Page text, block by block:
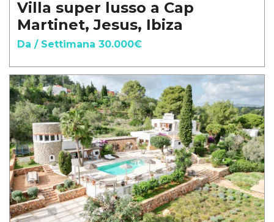
Villa super lusso a Cap
Martinet, Jesus, Ibiza
Da / Settimana 30.000€